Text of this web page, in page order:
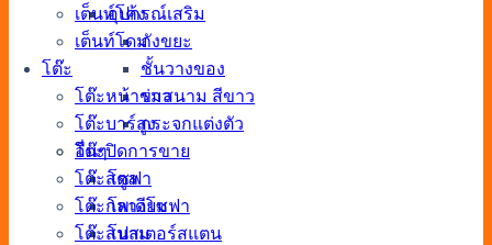
อุปกรณ์เสริม
ถังขยะ
ชั้นวางของ
ร่มสนาม สีขาว
กระจกแต่งตัว
อื่นๆ
โซฟา
โพเดียม
โปสเตอร์สแตน
เต็นท์โค้ง
เต็นท์โดม
โต๊ะ
โต๊ะหน้าขาว
โต๊ะบาร์สูง
โต๊ะปิดการขาย
โต๊ะสตูล
โต๊ะกลางโซฟา
โต๊ะสนาม